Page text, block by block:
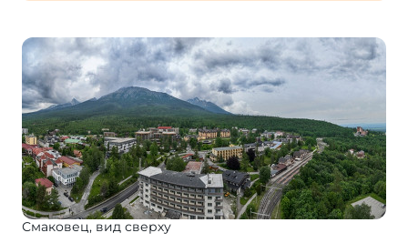
Смаковец, вид сверху